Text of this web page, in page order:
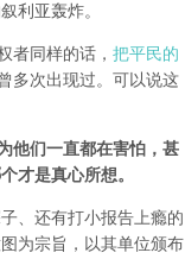
利亚轰炸。
者同样的话， 把平民的
多次出现过。可以说这
他们一直都在害怕，甚
才是真心所想。
、还有打小报告上瘾的
为宗旨，以其单位颁布